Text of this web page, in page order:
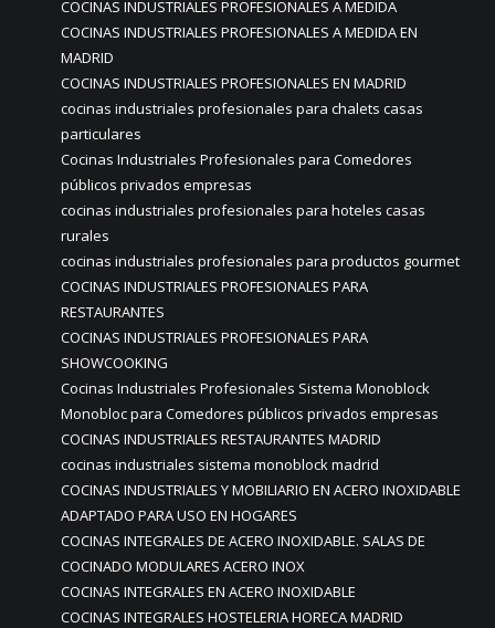
COCINAS INDUSTRIALES PROFESIONALES A MEDIDA
COCINAS INDUSTRIALES PROFESIONALES A MEDIDA EN
MADRID
COCINAS INDUSTRIALES PROFESIONALES EN MADRID
cocinas industriales profesionales para chalets casas
particulares
Cocinas Industriales Profesionales para Comedores
públicos privados empresas
cocinas industriales profesionales para hoteles casas
rurales
cocinas industriales profesionales para productos gourmet
COCINAS INDUSTRIALES PROFESIONALES PARA
RESTAURANTES
COCINAS INDUSTRIALES PROFESIONALES PARA
SHOWCOOKING
Cocinas Industriales Profesionales Sistema Monoblock
Monobloc para Comedores públicos privados empresas
COCINAS INDUSTRIALES RESTAURANTES MADRID
cocinas industriales sistema monoblock madrid
COCINAS INDUSTRIALES Y MOBILIARIO EN ACERO INOXIDABLE
ADAPTADO PARA USO EN HOGARES
COCINAS INTEGRALES DE ACERO INOXIDABLE. SALAS DE
COCINADO MODULARES ACERO INOX
COCINAS INTEGRALES EN ACERO INOXIDABLE
COCINAS INTEGRALES HOSTELERIA HORECA MADRID